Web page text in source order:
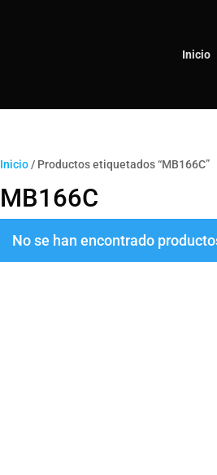
Inicio
Inicio/ Productos etiquetados “MB166C”
MB166C
No se han encontrado